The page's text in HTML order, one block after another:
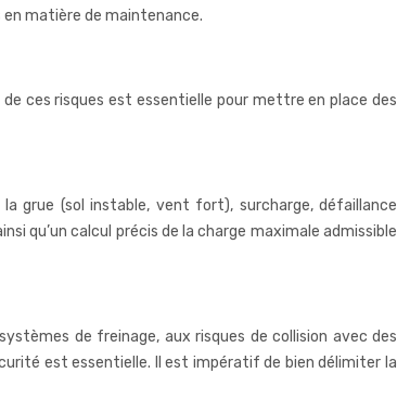
matière de maintenance.
ces risques est essentielle pour mettre en place des
grue (sol instable, vent fort), surcharge, défaillance
qu’un calcul précis de la charge maximale admissible
de freinage, aux risques de collision avec des
est essentielle. Il est impératif de bien délimiter la